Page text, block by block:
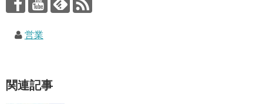
営業
関連記事